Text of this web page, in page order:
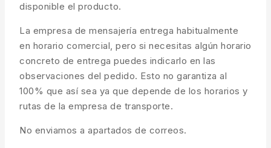
disponible el producto.
La empresa de mensajería entrega habitualmente
en horario comercial, pero si necesitas algún horario
concreto de entrega puedes indicarlo en las
observaciones del pedido. Esto no garantiza al
100% que así sea ya que depende de los horarios y
rutas de la empresa de transporte.
No enviamos a apartados de correos.